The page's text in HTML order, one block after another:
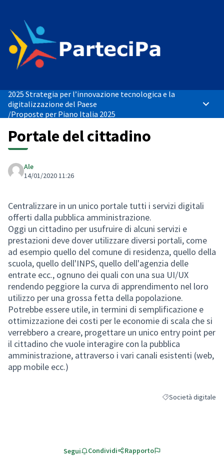
2025 Strategia per l’innovazione tecnologica e la
digitalizzazione del Paese
/Proposte per Piano Italia 2025
Portale del cittadino
Ale
14/01/2020 11:26
Centralizzare in un unico portale tutti i servizi digitali
offerti dalla pubblica amministrazione.
Oggi un cittadino per usufruire di alcuni servizi e
prestazioni deve dover utilizzare diversi portali, come
ad esempio quello del comune di residenza, quello della
scuola, quello dell'INPS, quello dell'agenzia delle
entrate ecc., ognuno dei quali con una sua UI/UX
rendendo peggiore la curva di apprendimento nel loro
utilizzo per una grossa fetta della popolazione.
Potrebbe essere utile, in termini di semplificazione e
ottimizzazione dei costi per le economie di scala che si
verrebbero a creare, progettare un unico entry point per
il cittadino che vuole interagire con la pubblica
amministrazione, attraverso i vari canali esistenti (web,
app mobile ecc.)
Filtra i risultati per
Società digitale
Segui Condividi Rapporto